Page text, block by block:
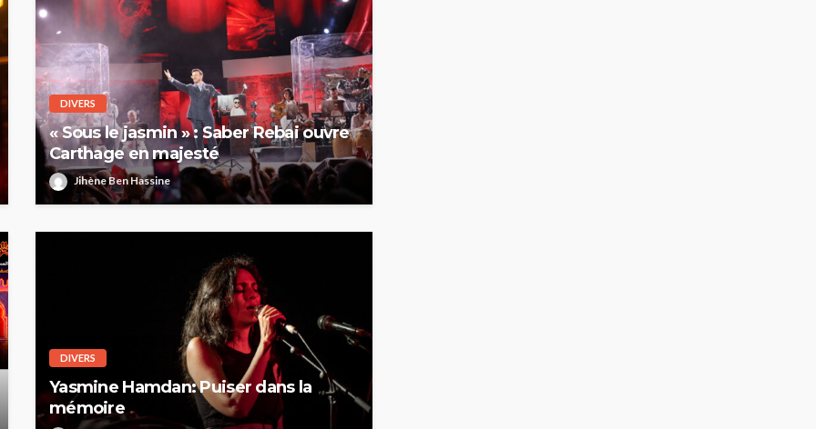
DIVERS
« Sous le jasmin » : Saber Rebai ouvre
Carthage en majesté
Jihène Ben Hassine
DIVERS
Yasmine Hamdan: Puiser dans la
mémoire